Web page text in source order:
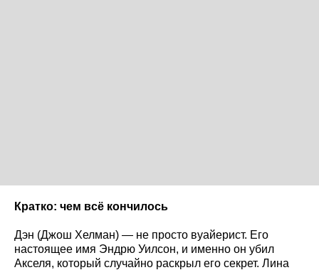
Кратко: чем всё кончилось
Дэн (Джош Хелман) — не просто вуайерист. Его
настоящее имя Эндрю Уилсон, и именно он убил
Акселя, который случайно раскрыл его секрет. Лина